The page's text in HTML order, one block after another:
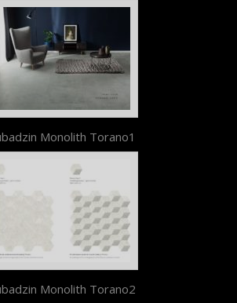
Monolith Torano1
Monolith Torano2